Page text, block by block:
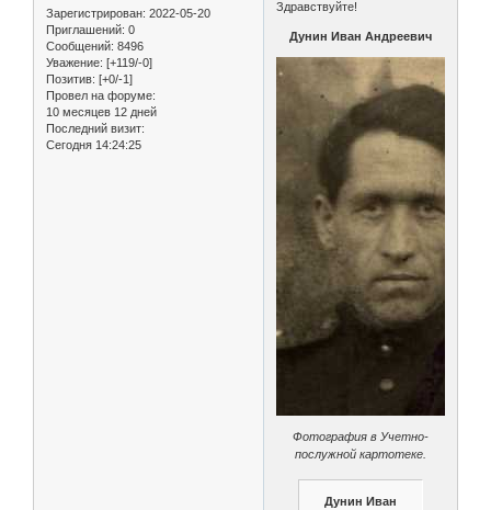
Зарегистрирован: 2022-05-20
Приглашений: 0
Сообщений: 8496
Уважение: [+119/-0]
Позитив: [+0/-1]
Провел на форуме:
10 месяцев 12 дней
Последний визит:
Сегодня 14:24:25
Здравствуйте!
Дунин Иван Андреевич
Фотография в Учетно-
послужной картотеке.
Дунин Иван